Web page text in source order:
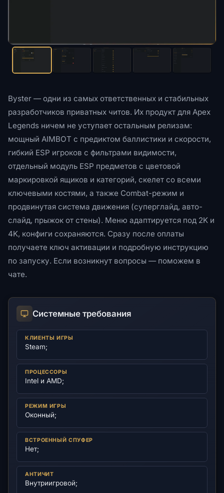
Byster — одни из самых ответственных и стабильных
разработчиков приватных читов. Их продукт для Apex
Legends ничем не уступает остальным релизам:
мощный AIMBOT с предиктом баллистики и скорости,
гибкий ESP игроков с фильтрами видимости,
отдельный модуль ESP предметов с цветовой
маркировкой ящиков и категорий, скелет со всеми
ключевыми костями, а также Combat-режим и
продвинутая система движения (суперглайд, авто-
слайд, прыжок от стены). Меню адаптируется под 2K и
4K, конфиги сохраняются. Сразу после оплаты
получаете ключ активации и подробную инструкцию
по запуску. Если возникнут вопросы — поможем в
чате.
Системные требования
КЛИЕНТЫ ИГРЫ
Steam;
ПРОЦЕССОРЫ
Intel и AMD;
РЕЖИМ ИГРЫ
Оконный;
ВСТРОЕННЫЙ СПУФЕР
Нет;
АНТИЧИТ
Внутриигровой;